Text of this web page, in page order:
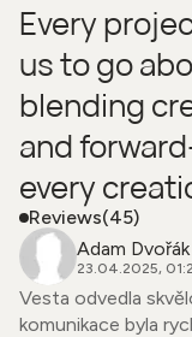
Every
us to go
blending
and
every
Reviews(45)
Adam Dvořák
23.04.2025,
Vesta odvedla
komunikace byla